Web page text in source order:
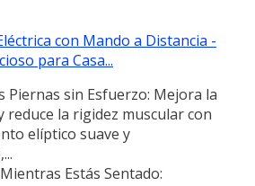
con Mando a Distancia -
para Casa...
Piernas sin Esfuerzo: Mejora la
reduce la rigidez muscular con
elíptico suave y
Estás Sentado: